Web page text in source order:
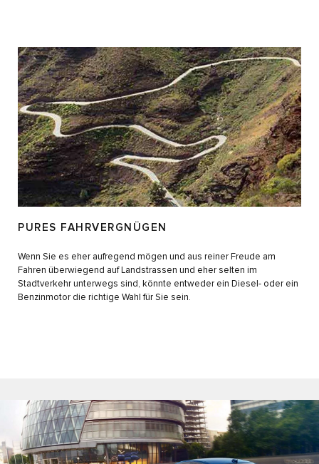
PURES FAHRVERGNÜGEN
Wenn Sie es eher aufregend mögen und aus reiner Freude am
Fahren überwiegend auf Landstrassen und eher selten im
Stadtverkehr unterwegs sind, könnte entweder ein Diesel- oder ein
Benzinmotor die richtige Wahl für Sie sein.